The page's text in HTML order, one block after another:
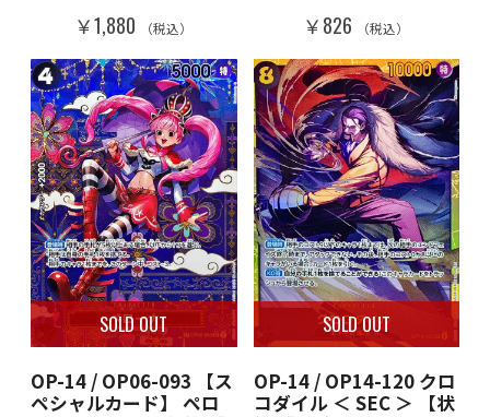
￥1,880 （税込） ￥826 （税込）
SOLD OUT
OP-14 / OP06-093 【ス
ペシャルカード】 ペロ
SOLD OUT
OP-14 / OP14-120 クロ
コダイル ＜ SEC ＞ 【状